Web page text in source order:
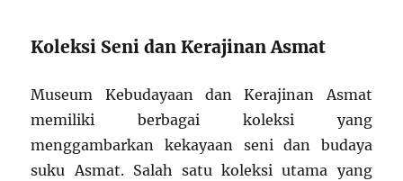
Koleksi Seni dan Kerajinan Asmat
Museum Kebudayaan dan Kerajinan Asmat
memiliki berbagai koleksi yang
menggambarkan kekayaan seni dan budaya
suku Asmat. Salah satu koleksi utama yang